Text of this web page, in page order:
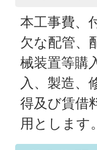
本工事費、
欠な配管、
械装置等購
入、製造、
得及び賃借
用とします